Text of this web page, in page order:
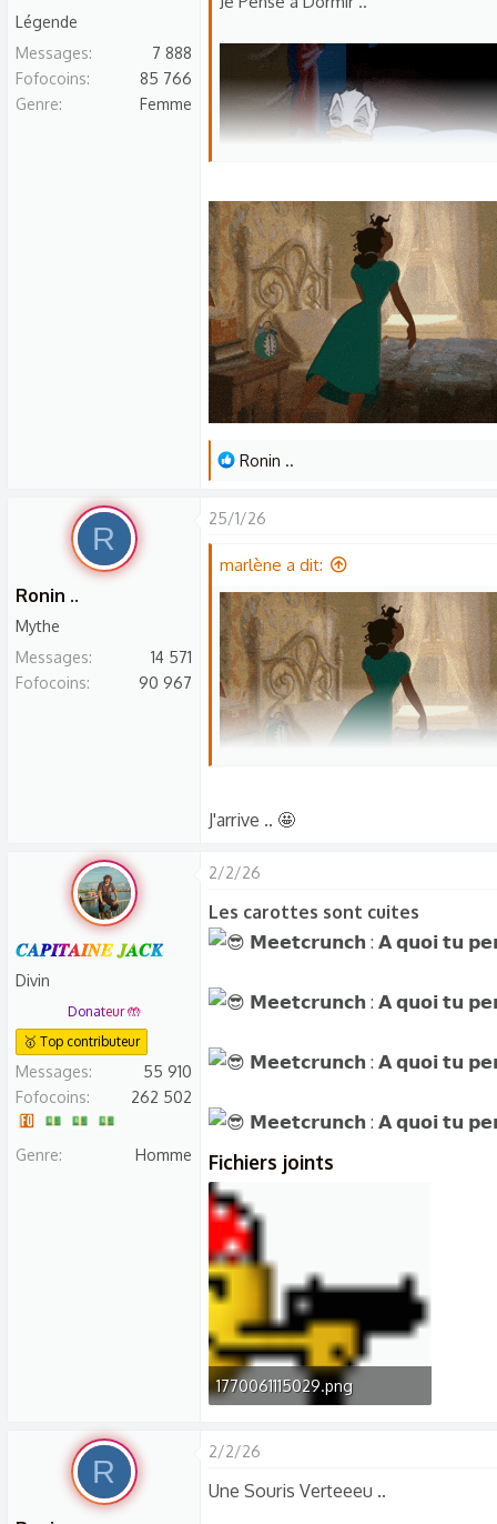
Légende
Messages
7 888
Fofocoins
85 766
Genre
Femme
L
s
é
c
t
i
o
n
s
Ronin ..
R
Ronin ..
Mythe
Messages
14 571
Fofocoins
90 967
25/1/26
marlène a dit:
J'arrive .. 🤩
𝑪𝑨𝑷𝑰𝑻𝑨𝑰𝑵𝑬 𝑱𝑨𝑪𝑲
Divin
Donateur 🤲
🥇 Top contributeur
Messages
55 910
Fofocoins
262 502
Genre Homme
2/2/26
Les carottes sont cuites
Fichiers joints
1770061115029.png
R
2/2/26
Une Souris Verteeeu ..